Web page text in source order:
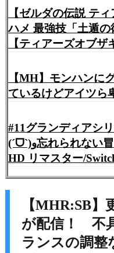
【ゼルダの伝説 テ
ハメ 最強技「土遁
【ティアーズオブザ
【MH】モンハンに
ているけどアイツら
#11グランディアシ
(ˊᗜˋ)و忘れられない冒険がいま蘇るGRANDIA
HD リマスター/
【MHR:SB】
が配信！ 不
ランスの調整